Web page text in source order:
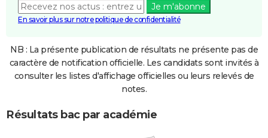
Je m'abonne
En savoir plus sur notre politique de confidentialité
NB : La présente publication de résultats ne présente pas de
caractère de notification officielle. Les candidats sont invités à
consulter les listes d'affichage officielles ou leurs relevés de
notes.
Résultats bac par académie